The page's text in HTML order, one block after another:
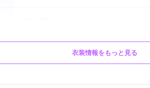
衣装情報をもっと見る